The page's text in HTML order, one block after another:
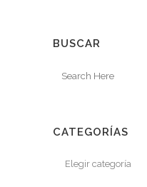
BUSCAR
CATEGORÍAS